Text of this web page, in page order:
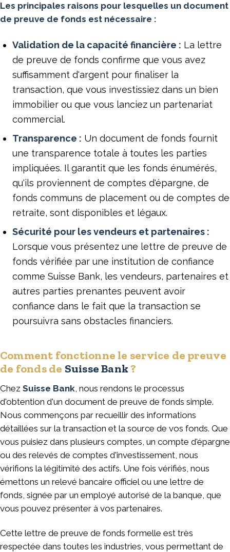
Les principales raisons pour lesquelles un document
de preuve de fonds est nécessaire :
Validation de la capacité financière : La lettre
de preuve de fonds confirme que vous avez
suffisamment d'argent pour finaliser la
transaction, que vous investissiez dans un bien
immobilier ou que vous lanciez un partenariat
commercial.
Transparence : Un document de fonds fournit
une transparence totale à toutes les parties
impliquées. Il garantit que les fonds énumérés,
qu'ils proviennent de comptes d'épargne, de
fonds communs de placement ou de comptes de
retraite, sont disponibles et légaux.
Sécurité pour les vendeurs et partenaires :
Lorsque vous présentez une lettre de preuve de
fonds vérifiée par une institution de confiance
comme Suisse Bank, les vendeurs, partenaires et
autres parties prenantes peuvent avoir
confiance dans le fait que la transaction se
poursuivra sans obstacles financiers.
Comment fonctionne le service de preuve
de fonds de Suisse Bank ?
Chez Suisse Bank , nous rendons le processus
d'obtention d'un document de preuve de fonds simple.
Nous commençons par recueillir des informations
détaillées sur la transaction et la source de vos fonds. Que
vous puisiez dans plusieurs comptes, un compte d'épargne
ou des relevés de comptes d'investissement, nous
vérifions la légitimité des actifs. Une fois vérifiés, nous
émettons un relevé bancaire officiel ou une lettre de
fonds, signée par un employé autorisé de la banque, que
vous pouvez présenter à vos partenaires.
Cette lettre de preuve de fonds formelle est très
respectée dans toutes les industries, vous permettant de